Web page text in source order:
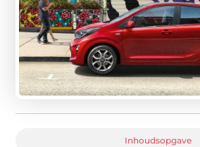
Inhoudsopgave